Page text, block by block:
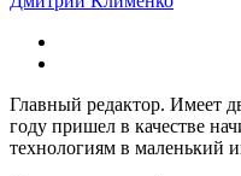
Главный редактор. Имеет
году пришел в качестве
технологиям в маленький